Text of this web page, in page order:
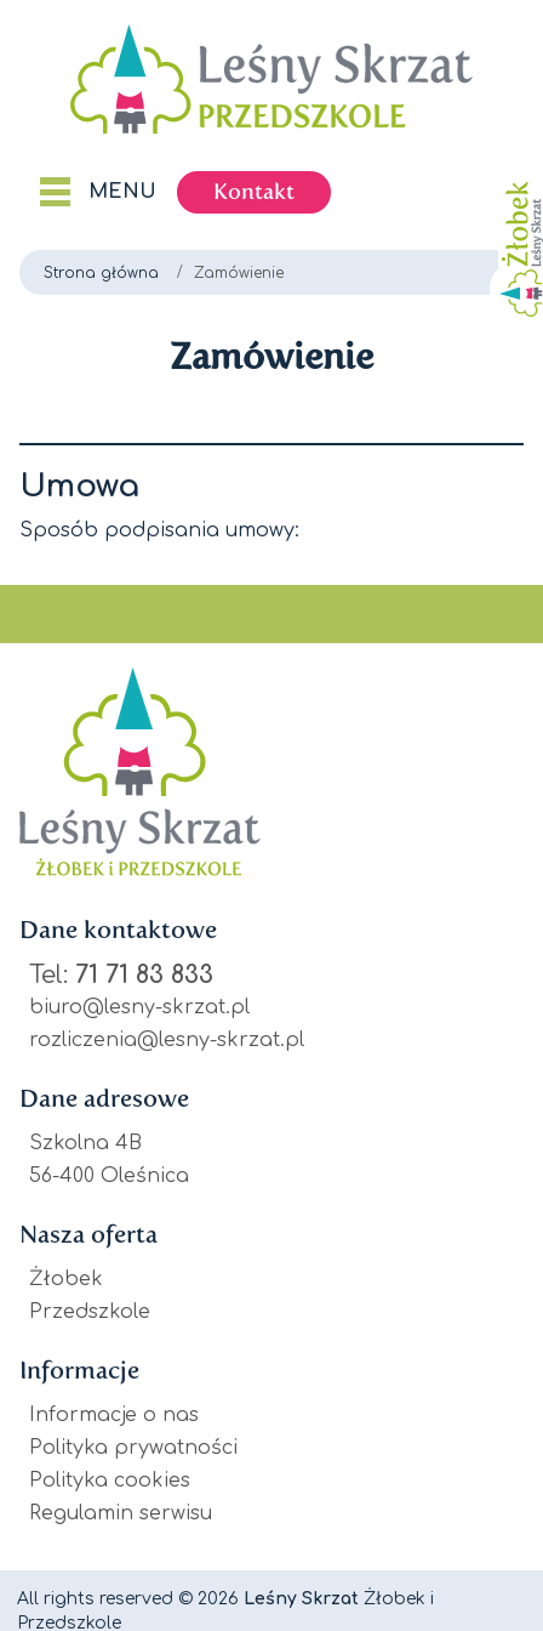
MENU Kontakt
Strona główna Zamówienie
Zamówienie
Umowa
Sposób podpisania umowy:
Dane kontaktowe
Tel: 71 71 83 833
biuro@lesny-skrzat.pl
rozliczenia@lesny-skrzat.pl
Dane adresowe
Szkolna 4B
56-400 Oleśnica
Nasza oferta
Żłobek
Przedszkole
Informacje
Informacje o nas
Polityka prywatności
Polityka cookies
Regulamin serwisu
All rights reserved © 2026 Leśny Skrzat Żłobek i
Przedszkole